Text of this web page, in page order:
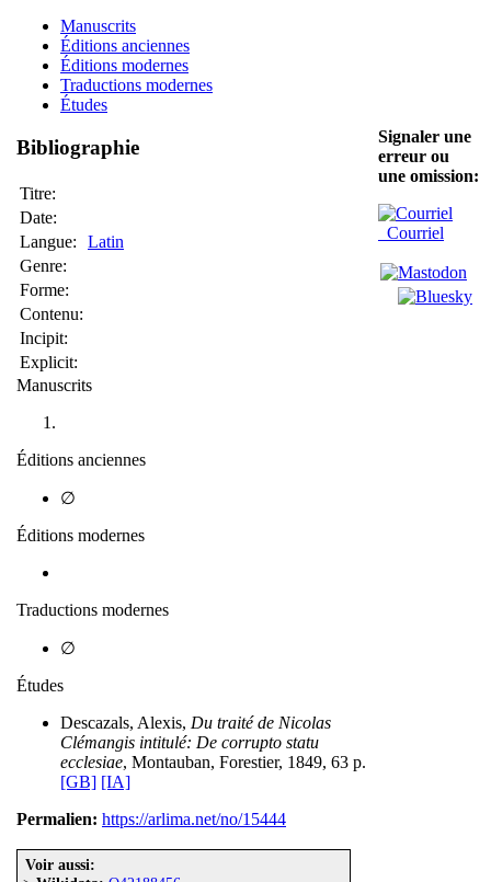
Manuscrits
Éditions anciennes
Éditions modernes
Traductions modernes
Études
Bibliographie
Titre:
Date:
Langue:
Latin
Genre:
Forme:
Contenu:
Incipit:
Explicit:
Manuscrits
Éditions anciennes
∅
Éditions modernes
Traductions modernes
∅
Études
Descazals, Alexis, Du traité de Nicolas
Clémangis intitulé: De corrupto statu
ecclesiae, Montauban, Forestier, 1849, 63 p.
[GB] [IA]
Permalien: https://arlima.net/no/15444
Voir aussi:
Signaler une
erreur ou
une omission:
Courriel